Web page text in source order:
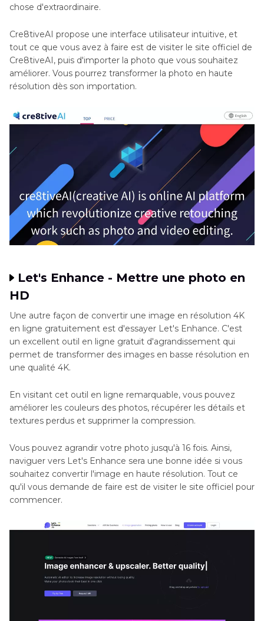
chose d'extraordinaire.
Cre8tiveAI propose une interface utilisateur intuitive, et
tout ce que vous avez à faire est de visiter le site officiel de
Cre8tiveAI, puis d'importer la photo que vous souhaitez
améliorer. Vous pourrez transformer la photo en haute
résolution dès son importation.
Let's Enhance - Mettre une photo en
HD
Une autre façon de convertir une image en résolution 4K
en ligne gratuitement est d'essayer Let's Enhance. C'est
un excellent outil en ligne gratuit d'agrandissement qui
permet de transformer des images en basse résolution en
une qualité 4K.
En visitant cet outil en ligne remarquable, vous pouvez
améliorer les couleurs des photos, récupérer les détails et
textures perdus et supprimer la compression.
Vous pouvez agrandir votre photo jusqu'à 16 fois. Ainsi,
naviguer vers Let's Enhance sera une bonne idée si vous
souhaitez convertir l'image en haute résolution. Tout ce
qu'il vous demande de faire est de visiter le site officiel pour
commencer.